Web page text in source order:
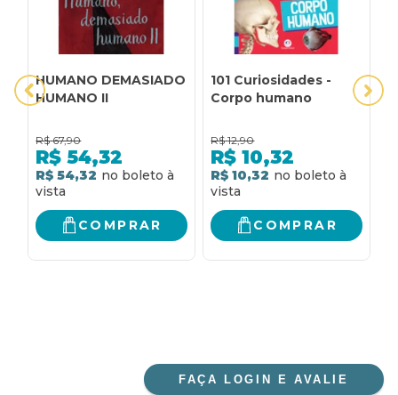
HUMANO DEMASIADO
HUMANO II
R$ 67,90
R$ 54,32
R$ 54,32
COMPRAR
101 Curiosidades -
Corpo humano
R$ 12,90
R$ 10,32
R$ 10,32
COMPRAR
FAÇA LOGIN E AVALIE